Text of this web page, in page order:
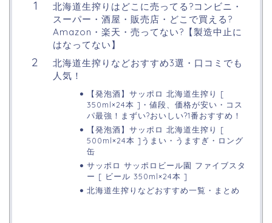
北海道生搾りはどこに売ってる?コンビニ・
スーパー・酒屋・販売店・どこで買える?
Amazon・楽天・売ってない?【製造中止に
はなってない】
北海道生搾りなどおすすめ3選・口コミでも
人気！
【発泡酒】サッポロ 北海道生搾り [
350ml×24本 ]・値段、価格が安い・コス
パ最強！まずい?おいしい?1番おすすめ！
【発泡酒】サッポロ 北海道生搾り [
500ml×24本 ]うまい・うますぎ・ロング
缶
サッポロ サッポロビール園 ファイブスタ
ー [ ビール 350ml×24本 ]
北海道生搾りなどおすすめ一覧・まとめ